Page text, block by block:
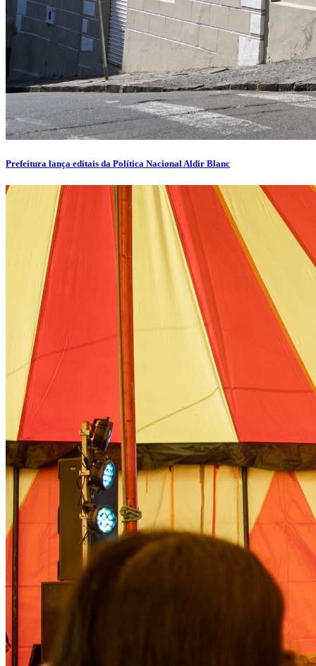
Prefeitura lança editais da Política Nacional Aldir Blanc